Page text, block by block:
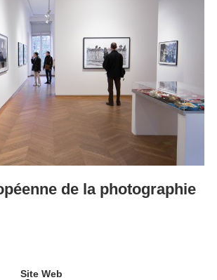
de la photographie
Site Web